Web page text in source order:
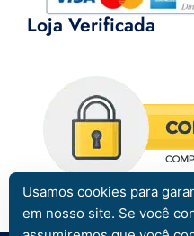
Loja Verificada
Usamos cookies para
em nosso site. Se você